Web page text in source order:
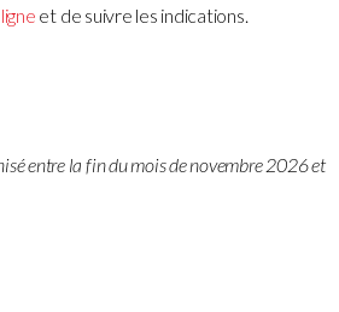
et de suivre les indications.
entre la fin du mois de novembre 2026 et